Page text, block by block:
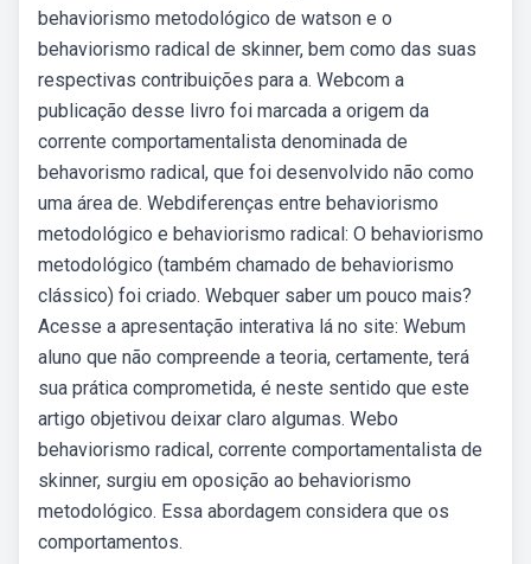
behaviorismo metodológico de watson e o
behaviorismo radical de skinner, bem como das suas
respectivas contribuições para a. Webcom a
publicação desse livro foi marcada a origem da
corrente comportamentalista denominada de
behavorismo radical, que foi desenvolvido não como
uma área de. Webdiferenças entre behaviorismo
metodológico e behaviorismo radical: O behaviorismo
metodológico (também chamado de behaviorismo
clássico) foi criado. Webquer saber um pouco mais?
Acesse a apresentação interativa lá no site: Webum
aluno que não compreende a teoria, certamente, terá
sua prática comprometida, é neste sentido que este
artigo objetivou deixar claro algumas. Webo
behaviorismo radical, corrente comportamentalista de
skinner, surgiu em oposição ao behaviorismo
metodológico. Essa abordagem considera que os
comportamentos.